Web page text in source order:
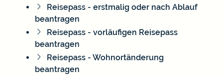
Reisepass - erstmalig oder nach Ablauf
beantragen
Reisepass - vorläufigen Reisepass
beantragen
Reisepass - Wohnortänderung
beantragen